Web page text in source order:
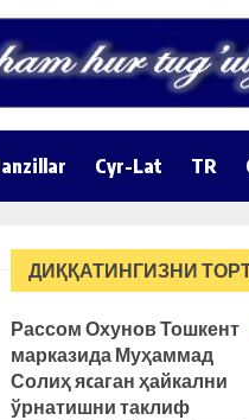
Cyr-Lat TR
ДИҚҚАТИНГИЗНИ
Рассом Охунов Тошкент
марказида Муҳаммад
Солиҳ яcаган ҳайкални
ўрнатишни таклиф